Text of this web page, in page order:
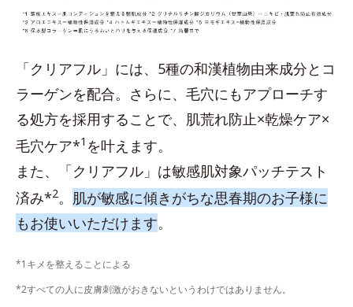
「クリアフル」には、5種の和漢植物由来成分とコ
ラーゲンを配合。さらに、毛穴にもアプローチす
る処方を採用することで、肌荒れ防止×乾燥ケア×
毛穴ケア*1 を叶えます。
また、「クリアフル」は敏感肌対象パッチテスト
済み*2。 肌が敏感に傾きがちな思春期のお子様に
もお使いいただけます。
*1キメを整えることによる
*2すべての人に皮膚刺激がおきないというわけではありません。